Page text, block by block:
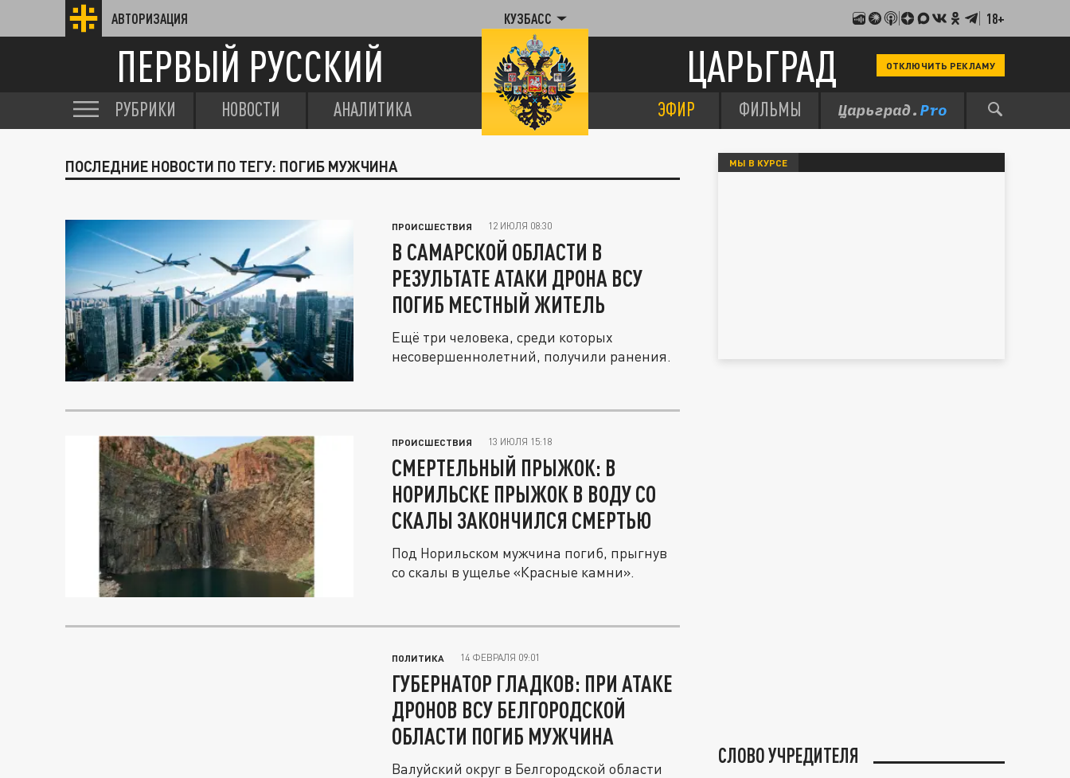
АВТОРИЗАЦИЯ КУЗБАСС 18+
ПЕРВЫЙ РУССКИЙ ЦАРЬГРАД ОТКЛЮЧИТЬ РЕКЛАМУ
РУБРИКИ НОВОСТИ АНАЛИТИКА ЭФИР ФИЛЬМЫ
ПОСЛЕДНИЕ НОВОСТИ ПО ТЕГУ: ПОГИБ МУЖЧИНА
ПРОИСШЕСТВИЯ 12 ИЮЛЯ 08:30
В САМАРСКОЙ ОБЛАСТИ В
РЕЗУЛЬТАТЕ АТАКИ ДРОНА ВСУ
ПОГИБ МЕСТНЫЙ ЖИТЕЛЬ
Ещё три человека, среди которых
несовершеннолетний, получили ранения.
ПРОИСШЕСТВИЯ 13 ИЮЛЯ 15:18
СМЕРТЕЛЬНЫЙ ПРЫЖОК: В
НОРИЛЬСКЕ ПРЫЖОК В ВОДУ СО
СКАЛЫ ЗАКОНЧИЛСЯ СМЕРТЬЮ
Под Норильском мужчина погиб, прыгнув
со скалы в ущелье «Красные камни».
ПОЛИТИКА 14 ФЕВРАЛЯ 09:01
ГУБЕРНАТОР ГЛАДКОВ: ПРИ АТАКЕ
ДРОНОВ ВСУ БЕЛГОРОДСКОЙ
ОБЛАСТИ ПОГИБ МУЖЧИНА
Валуйский округ в Белгородской области
МЫ В КУРСЕ
СЛОВО УЧРЕДИТЕЛЯ